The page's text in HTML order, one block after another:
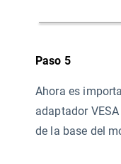
Paso 5
Ahora es
adaptador
de la base del